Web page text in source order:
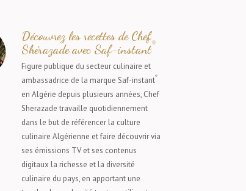
Découvrez les recettes de Chef
Shérazade avec Saf-instant®
Figure publique du secteur culinaire et
ambassadrice de la marque Saf-instant®
en Algérie depuis plusieurs années, Chef
Sherazade travaille quotidiennement
dans le but de référencer la culture
culinaire Algérienne et faire découvrir via
ses émissions TV et ses contenus
digitaux la richesse et la diversité
culinaire du pays, en apportant une